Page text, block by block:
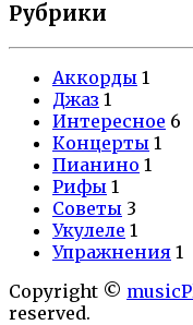
Рубрики
Аккорды 1
Джаз 1
Интересное 6
Концерты 1
Пианино 1
Рифы 1
Советы 3
Укулеле 1
Упражнения 1
Copyright ©
reserved.